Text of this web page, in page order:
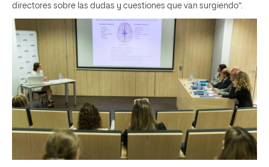
directores sobre las dudas y cuestiones que van surgiendo”.